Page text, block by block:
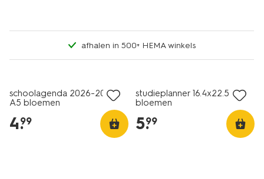
afhalen in 500+ HEMA winkels
schoolagenda 2026-2027
A5 bloemen
4.
99
studieplanner 16.4x22.5cm
bloemen
5.
99